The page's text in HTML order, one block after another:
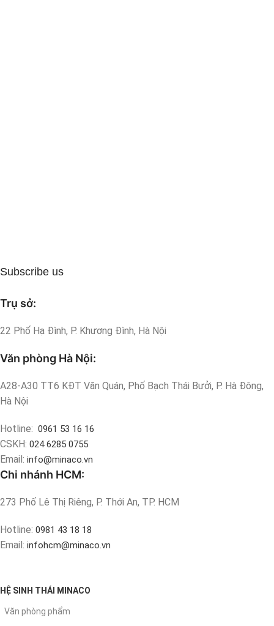
Subscribe us
Trụ sở:
22 Phố Hạ Đình, P. Khương Đình, Hà Nội
Văn phòng Hà Nội:
A28-A30 TT6 KĐT Văn Quán, Phố Bạch Thái Bưởi, P. Hà Đông,
Hà Nội
Hotline: 0961 53 16 16
CSKH: 024 6285 0755
Email: info@minaco.vn
Chi nhánh HCM:
273 Phố Lê Thị Riêng, P. Thới An, TP. HCM
Hotline: 0981 43 18 18
Email: infohcm@minaco.vn
HỆ SINH THÁI MINACO
Văn phòng phẩm